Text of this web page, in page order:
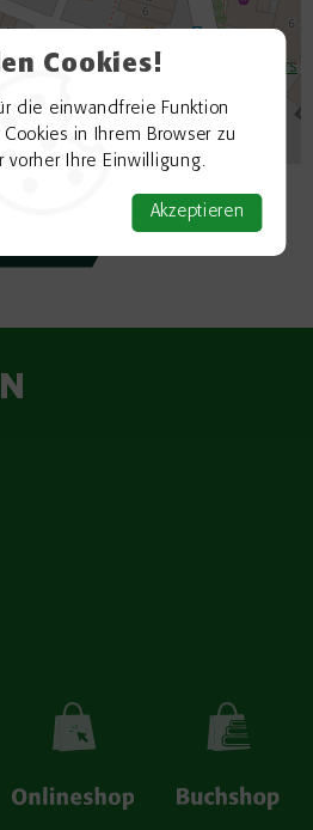
Cookies!
die einwandfreie Funktion
in Ihrem Browser zu
vorher Ihre Einwilligung.
Akzeptieren
©OpenStreetMap contributors